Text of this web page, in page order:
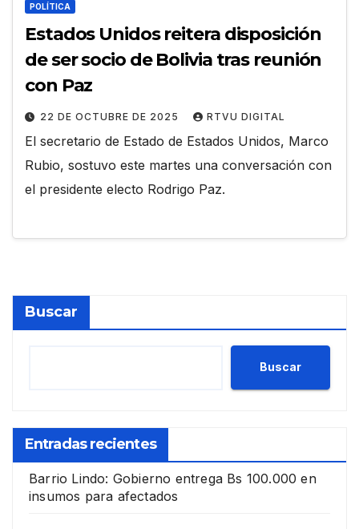
POLÍTICA
Estados Unidos reitera disposición
de ser socio de Bolivia tras reunión
con Paz
22 DE OCTUBRE DE 2025 RTVU DIGITAL
El secretario de Estado de Estados Unidos, Marco
Rubio, sostuvo este martes una conversación con
el presidente electo Rodrigo Paz.
Buscar
Buscar
Entradas recientes
Barrio Lindo: Gobierno entrega Bs 100.000 en
insumos para afectados